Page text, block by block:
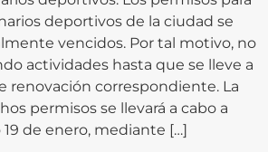
deportivos de la ciudad se
vencidos. Por tal motivo, no
actividades hasta que se lleve a
renovación correspondiente. La
permisos se llevará a cabo a
de enero, mediante […]